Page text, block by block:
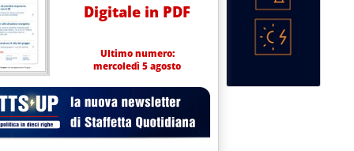
Digitale in PDF
Ultimo numero:
mercoledì 5 agosto